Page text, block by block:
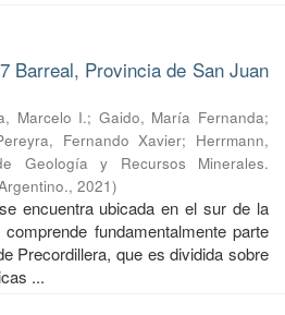
Barreal, Provincia de San Juan
Marcelo I.; Gaido, María Fernanda;
Fernando Xavier; Herrmann,
Geología y Recursos Minerales.
, 2021)
encuentra ubicada en el sur de la
fundamentalmente parte
Precordillera, que es dividida sobre
...